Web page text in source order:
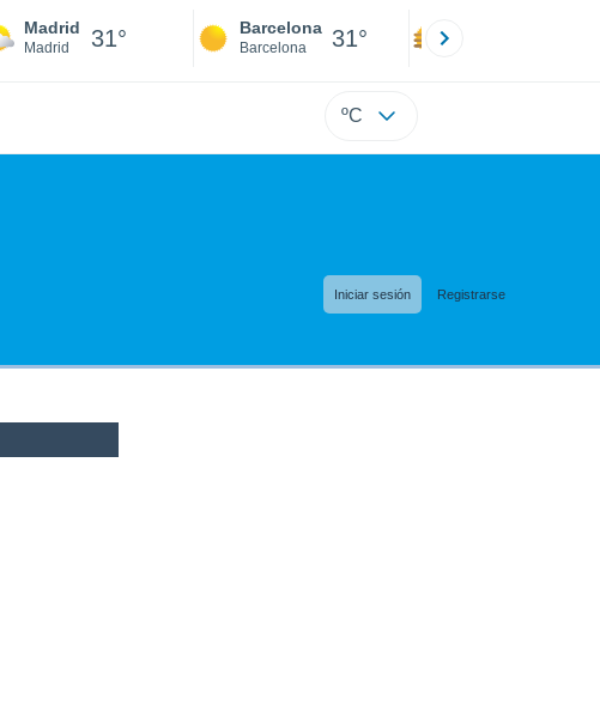
Madrid
Madrid 31° Barcelona
Barcelona 31°
ºC
Iniciar sesión Registrarse